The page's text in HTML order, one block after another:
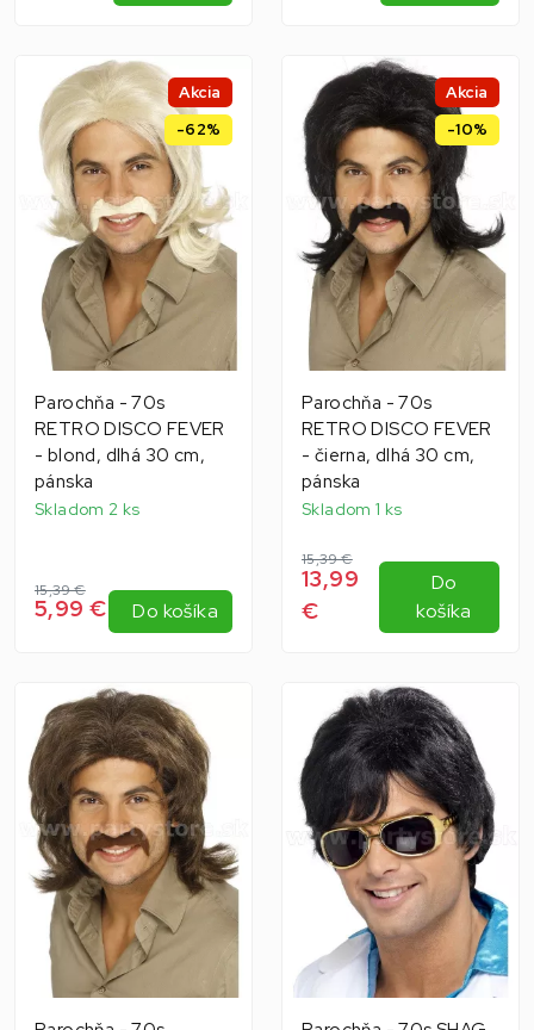
Akcia
-62%
Parochňa - 70s
RETRO DISCO FEVER
- blond, dlhá 30 cm,
pánska
Skladom 2 ks
15,39 €
5,99 € Do košíka
Akcia
-10%
Parochňa - 70s
RETRO DISCO FEVER
- čierna, dlhá 30 cm,
pánska
Skladom 1 ks
15,39 €
13,99
€
Do
košíka